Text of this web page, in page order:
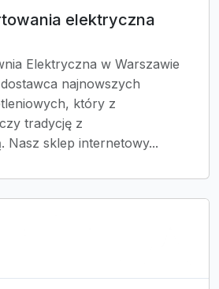
elektryczna
Elektryczna w Warszawie
najnowszych
który z
tradycję z
Nasz sklep internetowy...